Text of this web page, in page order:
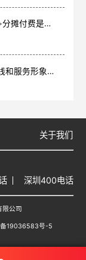
400电话和座机比有什么优势？统一接听+分摊付费是核心
有了座机为什么还要办400电话？一号多线和服务形象是核心
关于我们
深圳400电话
公司
19036583号-5